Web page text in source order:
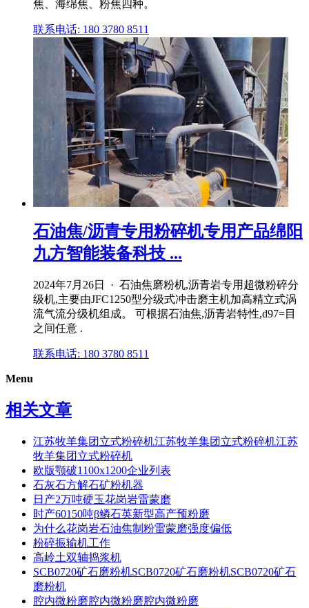
焦、海绵焦、粉焦四种。
联系电话: 180 3780 8511
石油焦/沥青专用粉碎机专用产品绵阳
九方智能装备科技 ...
2024年7月26日 · 石油焦磨粉机,沥青岩专用超微粉碎分
级机,主要由JFC1250型分级式冲击磨主机加高精立式涡
流气流分级机组成。 可根据石油焦,沥青岩特性,d97=目
之间任意 .
联系电话: 180 3780 8511
Menu
相关文章
江苏牧羊集团立式粉碎机江苏牧羊集团立式粉碎机江苏
牧羊集团立式粉碎机
欧版颚破1100x1200企业列表
石灰石方解石矿粉机器
日产2万吨硬玉花岗岩雷蒙磨
时产60150吨β鳞石英新型高产预粉磨
为什么花岗岩石油焦制粉雷蒙磨强度偏低
粉碎振输机工作
高岭土双轴捣浆机
SCB0720矿石磨粉机SCB0720矿石磨粉机SCB0720矿石
磨粉机
腔内微粉磨腔内微粉磨腔内微粉磨